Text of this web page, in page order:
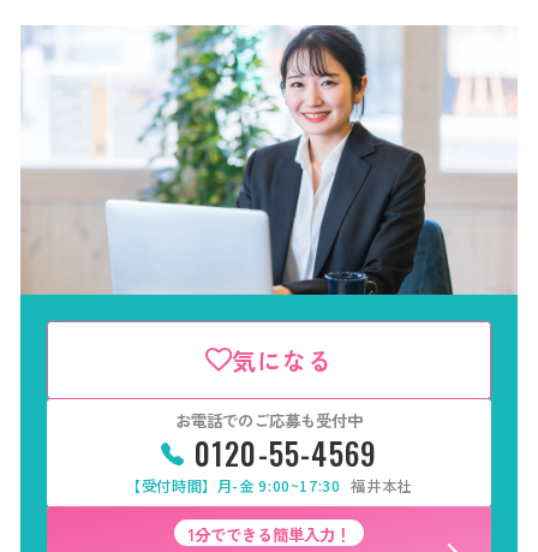
気になる
お電話でのご応募も受付中
0120-55-4569
【受付時間】月-金 9:00~17:30 福井本社
1分でできる簡単入力！